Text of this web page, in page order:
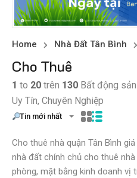
Home Nhà Đất Tân Bình
Cho Thuê
1 to 20 trên 130 Bất động sản
Uy Tín, Chuyên Nghiệp
Tin mới nhất
Cho thuê nhà quận Tân Bình
nhà đất chính chủ cho thuê
phòng, mặt bằng kinh doanh vị